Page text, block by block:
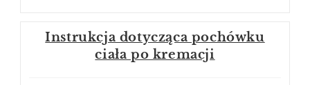
Instrukcja dotycząca pochówku
ciała po kremacji